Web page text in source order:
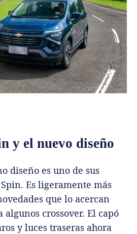
y el nuevo diseño
diseño es uno de sus
Es ligeramente más
que lo acercan
crossover. El capó
y luces traseras ahora